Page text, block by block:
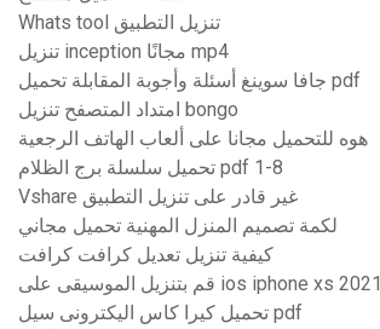
Whats tool تنزيل التطبيق
تنزيل inception مجانًا mp4
جافا سوينغ أسئلة وأجوبة المقابلة تحميل pdf
امتداد المتصفح تنزيل bongo
هوه للتحميل مجانا على ألعاب الهاتف الرجعية
تحميل سلسلة برج الظلام pdf 1-8
Vshare غير قادر على تنزيل التطبيق
لكمة تصميم المنزل المهنية تحميل مجاني
كيفية تنزيل تعديل كرافت كرافت
قم بتنزيل الموسيقى على ios iphone xs 2021
تحميل كيرا كاس اليكترونى سيل pdf